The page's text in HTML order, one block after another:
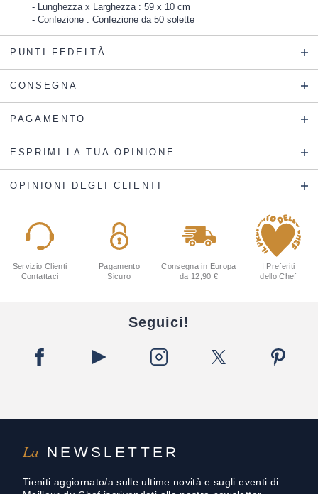
Lunghezza x Larghezza : 59 x 10 cm
Confezione : Confezione da 50 solette
PUNTI FEDELTÀ
CONSEGNA
PAGAMENTO
ESPRIMI LA TUA OPINIONE
OPINIONI DEGLI CLIENTI
La NEWSLETTER
Tieniti aggiornato/a sulle ultime novità e sugli eventi di
Servizio Clienti
Contattaci
Pagamento
Sicuro
Consegna in Europa
da 12,90 €
I Preferiti
dello Chef
Seguici!